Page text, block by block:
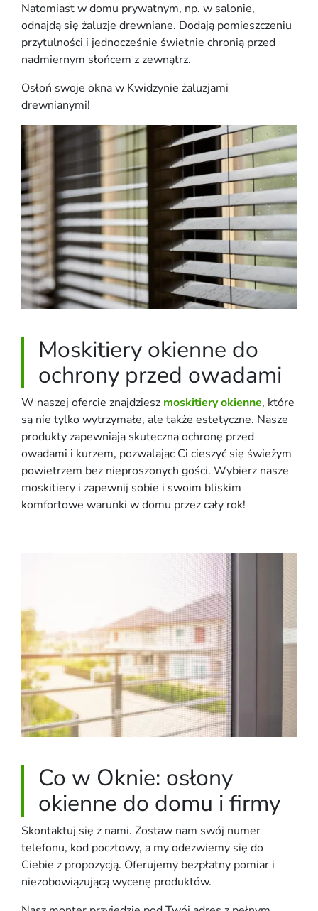
Natomiast w domu prywatnym, np. w salonie,
odnajdą się żaluzje drewniane. Dodają pomieszczeniu
przytulności i jednocześnie świetnie chronią przed
nadmiernym słońcem z zewnątrz.
Osłoń swoje okna w Kwidzynie żaluzjami
drewnianymi!
Moskitiery okienne do
ochrony przed owadami
W naszej ofercie znajdziesz moskitiery okienne, które
są nie tylko wytrzymałe, ale także estetyczne. Nasze
produkty zapewniają skuteczną ochronę przed
owadami i kurzem, pozwalając Ci cieszyć się świeżym
powietrzem bez nieproszonych gości. Wybierz nasze
moskitiery i zapewnij sobie i swoim bliskim
komfortowe warunki w domu przez cały rok!
Co w Oknie: osłony
okienne do domu i firmy
Skontaktuj się z nami. Zostaw nam swój numer
telefonu, kod pocztowy, a my odezwiemy się do
Ciebie z propozycją. Oferujemy bezpłatny pomiar i
niezobowiązującą wycenę produktów.